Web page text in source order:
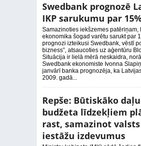
Swedbank prognozē
IKP sarukumu par
Samazinoties iekšzemes patēriņam,
ekonomika šogad varētu sarukt par
prognozi izteikusi Swedbank, vēstī
bizness”, atsaucoties uz aģentūru
Situācija ir lielā mērā neskaidra,
Swedbank ekonomiste Ivonna
janvārī banka prognozēja, ka
2009. gadā...
Repše: Būtiskāko
budžeta līdzekļiem
rast, samazinot
iestāžu izdevumus